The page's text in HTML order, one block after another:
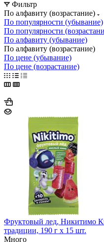
Фильтр
По алфавиту (возрастание)
По популярности (убывание)
По популярности
По алфавиту (убывание)
По алфавиту (возрастание)
По цене (убывание)
По цене (возрастание)
Фруктовый лед, Никитимо
традиции, 190 г х 15 шт.
Много